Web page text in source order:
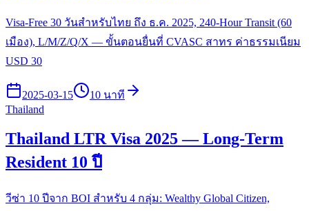
Visa-Free 30 วันสำหรับไทย ถึง ธ.ค. 2025, 240-Hour Transit (60
เมือง), L/M/Z/Q/X — ขั้นตอนยื่นที่ CVASC สาทร ค่าธรรมเนียม
USD 30
2025-03-15
10 นาที
Thailand
Thailand LTR Visa 2025 — Long-Term
Resident 10 ปี
วีซ่า 10 ปีจาก BOI สำหรับ 4 กลุ่ม: Wealthy Global Citizen,